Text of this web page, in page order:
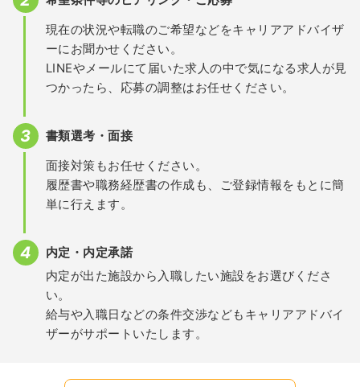
現在の状況や転職のご希望などをキャリアアドバイザ
ーにお聞かせください。
LINEやメールにて届いた求人の中で気になる求人が見
つかったら、応募の調整はお任せください。
書類選考・面接
面接対策もお任せください。
履歴書や職務経歴書の作成も、ご登録情報をもとに簡
単に行えます。
内定・内定承諾
内定が出た施設から入職したい施設をお選びくださ
い。
給与や入職日などの条件交渉などもキャリアアドバイ
ザーがサポートいたします。